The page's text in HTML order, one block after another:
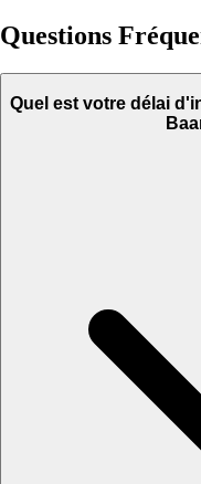
Questions
Quel est votre délai